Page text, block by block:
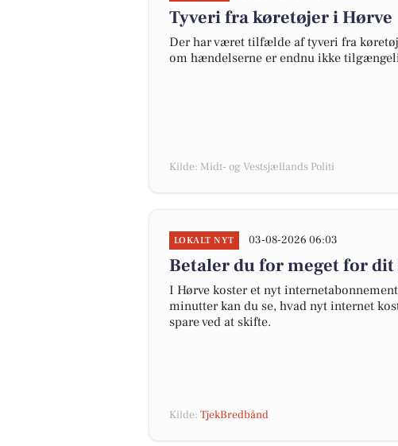
Tyveri fra køretøjer i Hørve
Der har været tilfælde af tyveri fra
om hændelserne er endnu ikke
Kilde: Midt- og Vestsjællands Politi
LOKALT NYT 03-08-2026 06:03
Betaler du for meget for
I Hørve koster et nyt
minutter kan du se, hvad nyt internet
spare ved at skifte.
Kilde: TjekBredbånd